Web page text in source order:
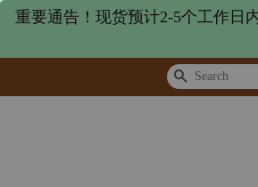
重要通告！现货预计2-5个工作日
Search